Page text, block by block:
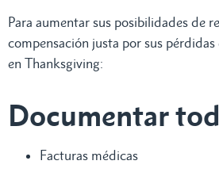
Para aumentar sus posibilidades de
compensación justa por sus
en Thanksgiving:
Documentar
Facturas médicas